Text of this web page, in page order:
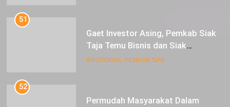
51
Gaet Investor Asing, Pemkab Siak
Taja Temu Bisnis dan Siak
Expoversary 2024
INFOTORIAL PEMKAB SIAK
52
Permudah Masyarakat Dalam